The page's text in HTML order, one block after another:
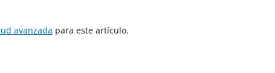
avanzada para este artículo.